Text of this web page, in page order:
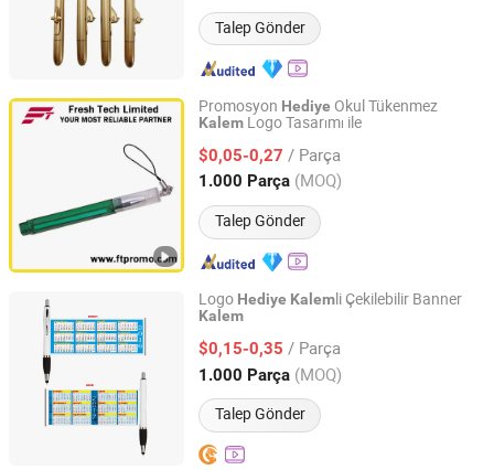
Talep Gönder
Promosyon Hediye Okul Tükenmez
Kalem Logo Tasarımı ile
$0,05-0,27 / Parça
1.000 Parça (MOQ)
Talep Gönder
Fresh Tech Limited
Guangdong, China Fiyat 2016
Logo Hediye Kalemli Çekilebilir Banner
Kalem
$0,15-0,35 / Parça
1.000 Parça (MOQ)
Talep Gönder
Topwin Gift Limited
Zhejiang, China Fiyat 2013